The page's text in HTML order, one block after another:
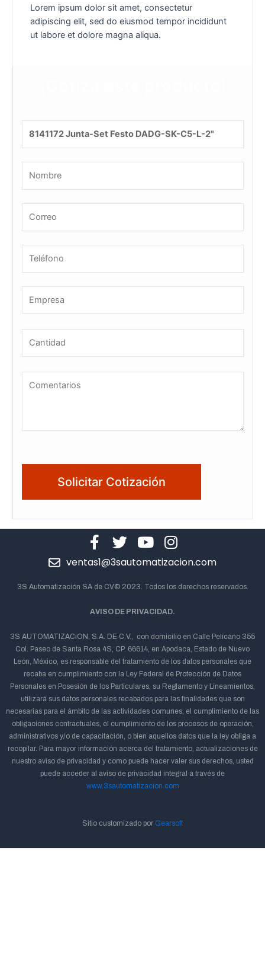
Lorem ipsum dolor sit amet, consectetur
adipiscing elit, sed do eiusmod tempor incididunt
ut labore et dolore magna aliqua.
ventas1@3sautomatizacion.com
3S Automatización SA de CV© 2023. Todos los derechos reservados.
AVISO DE PRIVACIDAD.
3S AUTOMATIZACION, S.A. DE C.V., con domicilio en Calle Pelícano 355
Col. Paseo de Santa Rosa 4S, CP. 66614, en Apodaca, Estado de Nuevo
León, México, es responsable del tratamiento de los datos personales que
recaba en cumplimiento con la Ley Federal de Protección de Datos
Personales en Posesión de los Particulares, su Reglamento y Lineamientos,
utilizará sus datos personales recabados para las finalidades que son
necesarias para el ámbito de las actividades comunes, el cumplimiento de las
obligaciones contractuales, el cumplimiento de los procesos de operación,
administrativos y/o de capacitación, o bien aquellos datos que la ley obliga a
recopilar. Para mayor información acerca del tratamiento, actualizaciones de
nuestro aviso de privacidad y como puede hacer valer sus derechos, usted
puede acceder al aviso de privacidad integral a través de
www.3sautomatizacion.com
Sitio customizado por Gearsoft